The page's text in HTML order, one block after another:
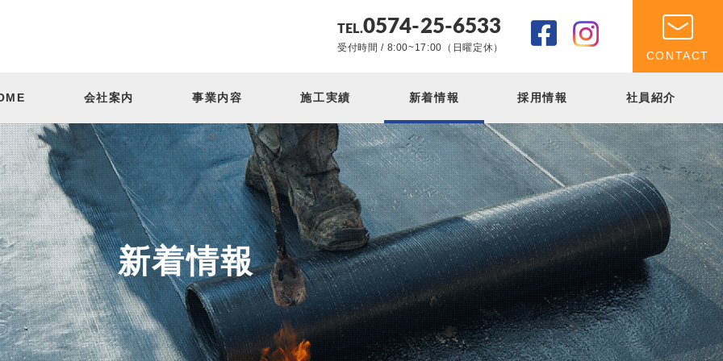
TEL.0574-25-6533
受付時間 / 8:00~17:00（日曜定休）
CONTACT
会社案内 事業内容 施工実績 新着情報 採用情報 社員紹介
新着情報